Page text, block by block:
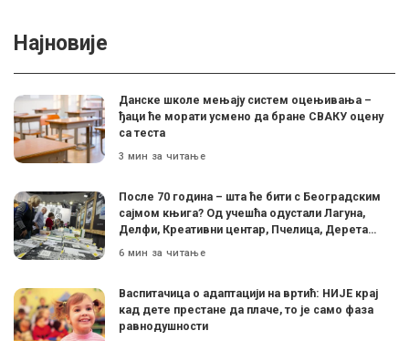
Најновије
Данске школе мењају систем оцењивања –
ђаци ће морати усмено да бране СВАКУ оцену
са теста
3 мин за читање
После 70 година – шта ће бити с Београдским
сајмом књига? Од учешћа одустали Лагуна,
Делфи, Креативни центар, Пчелица, Дерета…
6 мин за читање
Васпитачица о адаптацији на вртић: НИЈЕ крај
кад дете престане да плаче, то је само фаза
равнодушности